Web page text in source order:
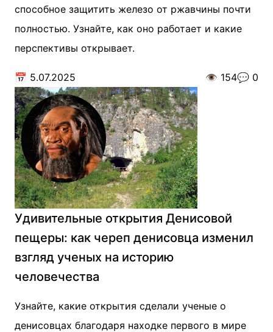
способное защитить железо от ржавчины почти
полностью. Узнайте, как оно работает и какие
перспективы открывает.
📅 5.07.2025 👁️ 154💬 0
Удивительные открытия Денисовой
пещеры: как череп денисовца изменил
взгляд ученых на историю
человечества
Узнайте, какие открытия сделали ученые о
денисовцах благодаря находке первого в мире